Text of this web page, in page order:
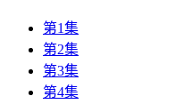
第1集
第2集
第3集
第4集